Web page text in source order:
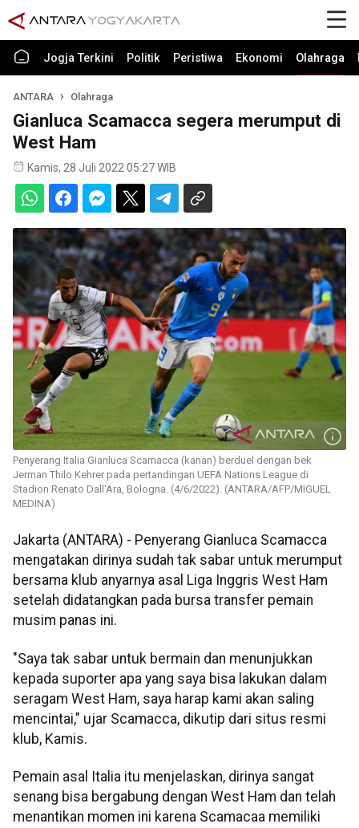
Jogja Terkini Politik Peristiwa Ekonomi Olahraga
ANTARA Olahraga
Gianluca Scamacca segera merumput di
West Ham
Kamis, 28 Juli 2022 05:27 WIB
Penyerang Italia Gianluca Scamacca (kanan) berduel dengan bek
Jerman Thilo Kehrer pada pertandingan UEFA Nations League di
Stadion Renato Dall'Ara, Bologna. (4/6/2022). (ANTARA/AFP/MIGUEL
MEDINA)
Jakarta (ANTARA) - Penyerang Gianluca Scamacca
mengatakan dirinya sudah tak sabar untuk merumput
bersama klub anyarnya asal Liga Inggris West Ham
setelah didatangkan pada bursa transfer pemain
musim panas ini.
"Saya tak sabar untuk bermain dan menunjukkan
kepada suporter apa yang saya bisa lakukan dalam
seragam West Ham, saya harap kami akan saling
mencintai," ujar Scamacca, dikutip dari situs resmi
klub, Kamis.
Pemain asal Italia itu menjelaskan, dirinya sangat
senang bisa bergabung dengan West Ham dan telah
menantikan momen ini karena Scamacaa memiliki